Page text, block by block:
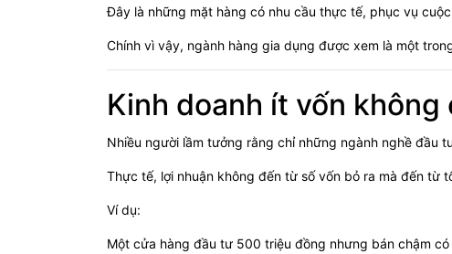
Đây là những mặt hàng có nhu cầu thực tế, phục vụ
Chính vì vậy, ngành hàng gia dụng được xem là một
Kinh doanh ít vốn
Nhiều người lầm tưởng rằng chỉ những ngành nghề đầu
Thực tế, lợi nhuận không đến từ số vốn bỏ ra mà đến từ
Ví dụ:
Một cửa hàng đầu tư 500 triệu đồng nhưng bán chậm